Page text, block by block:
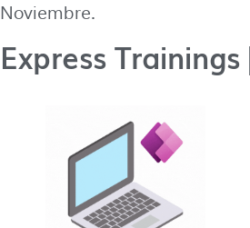
Noviembre.
Express